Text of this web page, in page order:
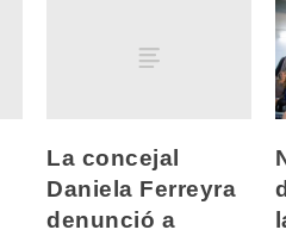
La concejal
Daniela Ferreyra
denunció a